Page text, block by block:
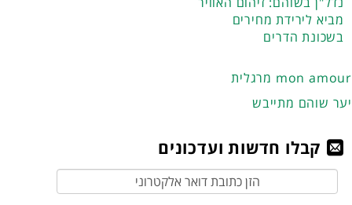
מביא לירידת מחירים
בשכונת הדרים
מרגלית mon amour
יער שוהם מתייבש
קבלו חדשות ועדכונים